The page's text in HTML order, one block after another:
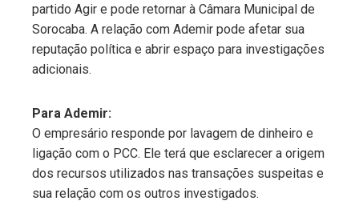
partido Agir e pode retornar à Câmara Municipal de
Sorocaba. A relação com Ademir pode afetar sua
reputação política e abrir espaço para investigações
adicionais.
Para Ademir:
O empresário responde por lavagem de dinheiro e
ligação com o PCC. Ele terá que esclarecer a origem
dos recursos utilizados nas transações suspeitas e
sua relação com os outros investigados.